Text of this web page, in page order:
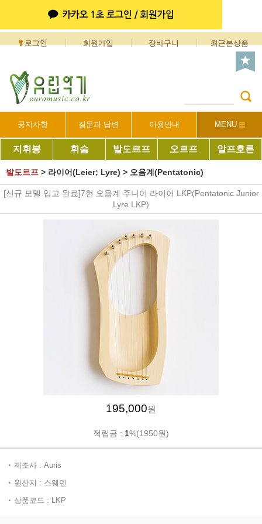
로그인 회원가입 장바구니 최근본상품
공지사항 질문과 답변 이용안내 MENU
지휘봉 휘슬 발도르프 오르프 알프호른
발도르프 > 라이어(Leier; Lyre) > 오음계(Pentatonic)
[신규 모델 입고 완료]7현 오음계 주니어 라이어 LKP(Pentatonic Junior
Lyre LKP)
195,000원
적립금 : 1%(1950원)
제조사 : Auris
원산지 : 스웨덴
상품코드 : LKP